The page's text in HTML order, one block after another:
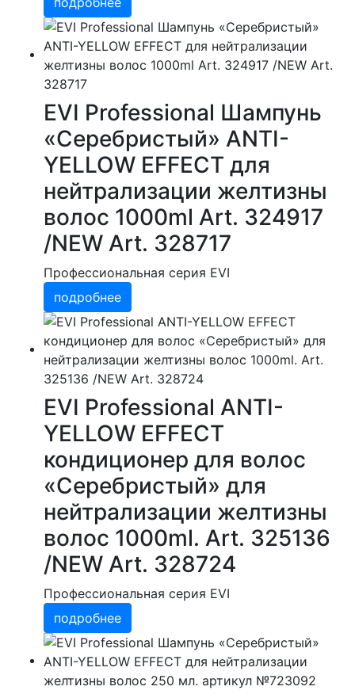
EVI Professional Шампунь
«Серебристый» ANTI-
YELLOW EFFECТ для
нейтрализации желтизны
волос 1000ml Art. 324917
/NEW Art. 328717
Профессиональная серия EVI
подробнее
EVI Professional ANTI-
YELLOW EFFECТ
кондиционер для волос
«Серебристый» для
нейтрализации желтизны
волос 1000ml. Art. 325136
/NEW Art. 328724
Профессиональная серия EVI
подробнее